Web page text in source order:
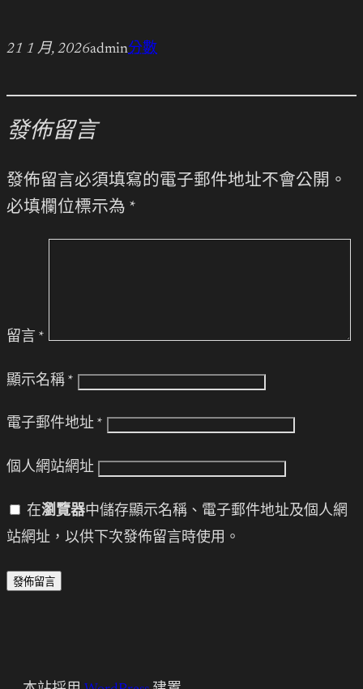
21 1 月, 2026admin分數
發佈留言
發佈留言必須填寫的電子郵件地址不會公開。
必填欄位標示為 *
留言 *
顯示名稱 *
電子郵件地址 *
個人網站網址
在瀏覽器中儲存顯示名稱、電子郵件地址及個人網
站網址，以供下次發佈留言時使用。